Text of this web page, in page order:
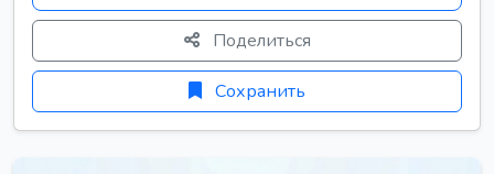
Поделиться
Сохранить